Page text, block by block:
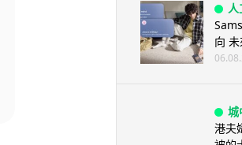
人
向
城
港夫